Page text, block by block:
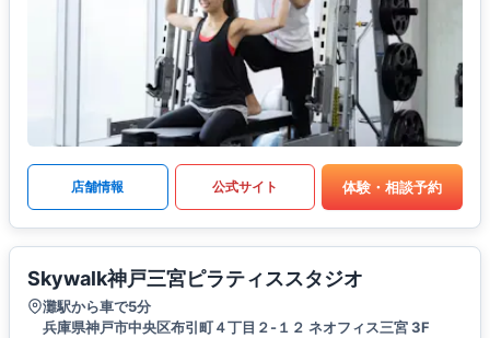
店舗情報 公式サイト 体験・相談予約
Skywalk神戸三宮ピラティススタジオ
灘駅から車で5分
兵庫県神戸市中央区布引町４丁目２-１２ ネオフィス三宮 3F